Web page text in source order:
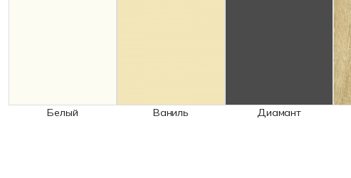
Белый Ваниль Диамант